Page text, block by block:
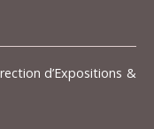
d’Expositions &